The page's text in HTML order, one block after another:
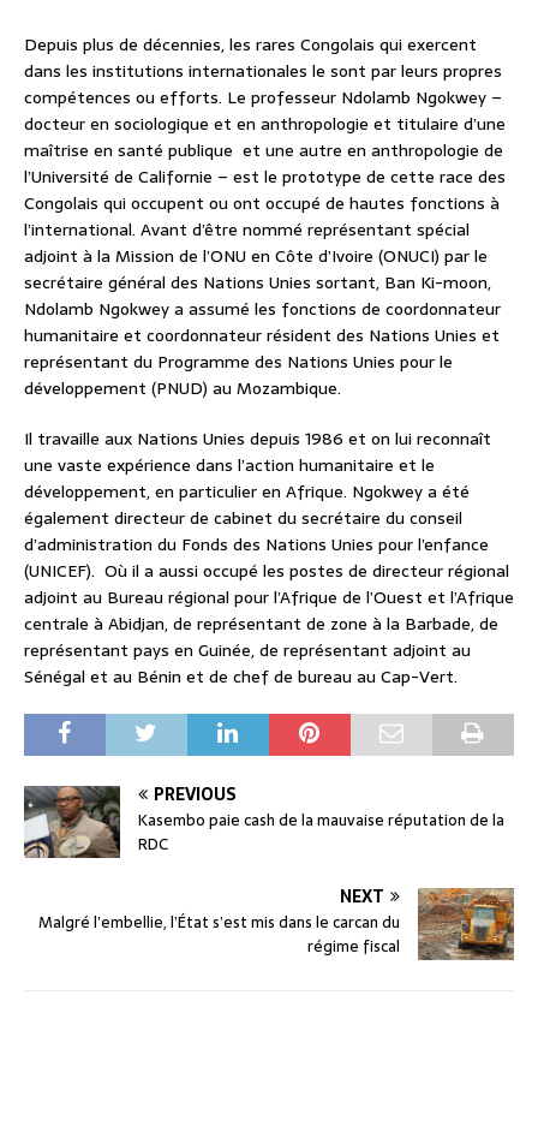
Depuis plus de décennies, les rares Congolais qui exercent
dans les institutions internationales le sont par leurs propres
compétences ou efforts. Le professeur Ndolamb Ngokwey –
docteur en sociologique et en anthropologie et titulaire d’une
maîtrise en santé publique et une autre en anthropologie de
l’Université de Californie – est le prototype de cette race des
Congolais qui occupent ou ont occupé de hautes fonctions à
l’international. Avant d’être nommé représentant spécial
adjoint à la Mission de l’ONU en Côte d’Ivoire (ONUCI) par le
secrétaire général des Nations Unies sortant, Ban Ki-moon,
Ndolamb Ngokwey a assumé les fonctions de coordonnateur
humanitaire et coordonnateur résident des Nations Unies et
représentant du Programme des Nations Unies pour le
développement (PNUD) au Mozambique.
Il travaille aux Nations Unies depuis 1986 et on lui reconnaît
une vaste expérience dans l’action humanitaire et le
développement, en particulier en Afrique. Ngokwey a été
également directeur de cabinet du secrétaire du conseil
d’administration du Fonds des Nations Unies pour l’enfance
(UNICEF). Où il a aussi occupé les postes de directeur régional
adjoint au Bureau régional pour l’Afrique de l’Ouest et l’Afrique
centrale à Abidjan, de représentant de zone à la Barbade, de
représentant pays en Guinée, de représentant adjoint au
Sénégal et au Bénin et de chef de bureau au Cap-Vert.
PREVIOUS
Kasembo paie cash de la mauvaise réputation de la
RDC
NEXT
Malgré l’embellie, l’État s’est mis dans le carcan du
régime fiscal